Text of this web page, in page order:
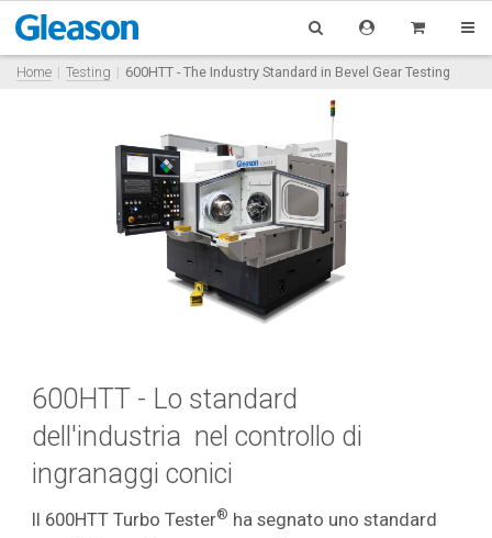
Home Testing 600HTT - The Industry Standard in Bevel Gear Testing
600HTT - Lo standard
dell'industria nel controllo di
ingranaggi conici
Il 600HTT Turbo Tester® ha segnato uno standard